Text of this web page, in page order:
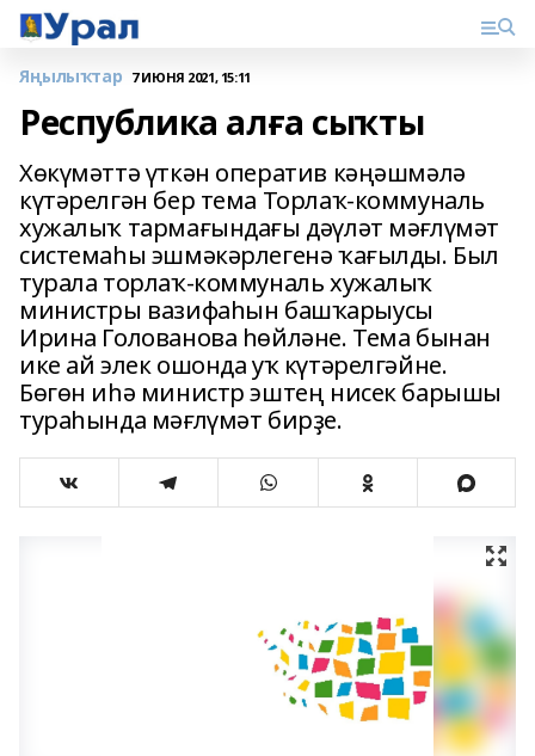
Яңылыҡтар 7 ИЮНЯ 2021, 15:11
Республика алға сыҡты
Хөкүмәттә үткән оператив кәңәшмәлә
күтәрелгән бер тема Торлаҡ-коммуналь
хужалыҡ тармағындағы дәүләт мәғлүмәт
системаһы эшмәкәрлегенә ҡағылды. Был
турала торлаҡ-коммуналь хужалыҡ
министры вазифаһын башҡарыусы
Ирина Голованова һөйләне. Тема бынан
ике ай элек ошонда уҡ күтәрелгәйне.
Бөгөн иһә министр эштең нисек барышы
тураһында мәғлүмәт бирҙе.